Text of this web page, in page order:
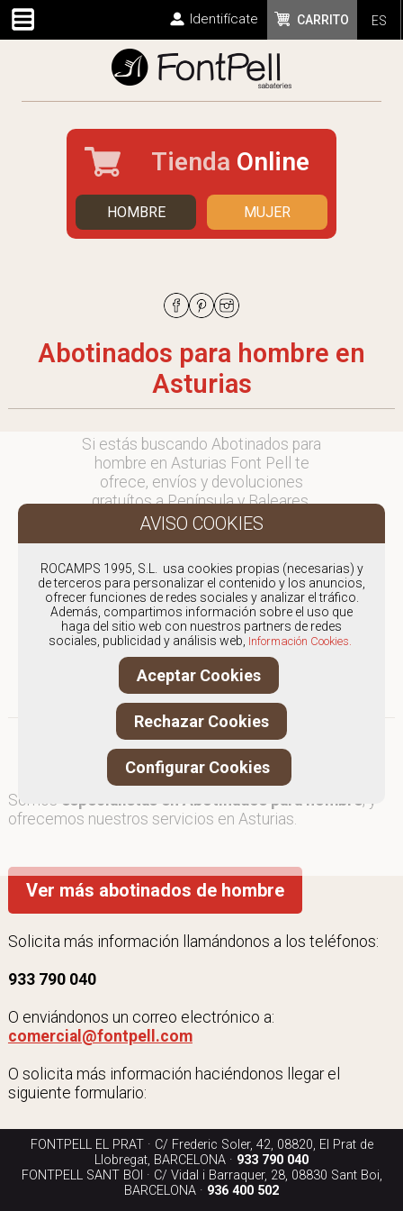
ES
CARRITO
Identifícate
Tienda Online
HOMBRE MUJER
Abotinados para hombre en
Asturias
Si estás buscando Abotinados para
hombre en Asturias Font Pell te
ofrece, envíos y devoluciones
gratuítos a Península y Baleares,
para otros destinos consultar
en comercial@fontpell.com.
Los envíos a Asturias gestionados
entre semana se entregarán en
menos de 48 horas; los pedidos
realizados en fin de semana, el
producto se enviará a partir del
lunes.
Somos especialistas en Abotinados para hombre, y
ofrecemos nuestros servicios en Asturias.
Ver más abotinados de hombre
Solicita más información llamándonos a los teléfonos:
933 790 040
O enviándonos un correo electrónico a:
comercial@fontpell.com
O solicita más información haciéndonos llegar el
siguiente formulario:
FONTPELL EL PRAT · C/ Frederic Soler, 42, 08820, El Prat de
Llobregat, BARCELONA · 933 790 040
FONTPELL SANT BOI · C/ Vidal i Barraquer, 28, 08830 Sant Boi,
BARCELONA · 936 400 502
ROCAMPS 1995, S.L. usa cookies propias (necesarias) y
de terceros para personalizar el contenido y los anuncios,
ofrecer funciones de redes sociales y analizar el tráfico.
Además, compartimos información sobre el uso que
haga del sitio web con nuestros partners de redes
sociales, publicidad y análisis web, Información Cookies.
Aceptar Cookies
Rechazar Cookies
Configurar Cookies